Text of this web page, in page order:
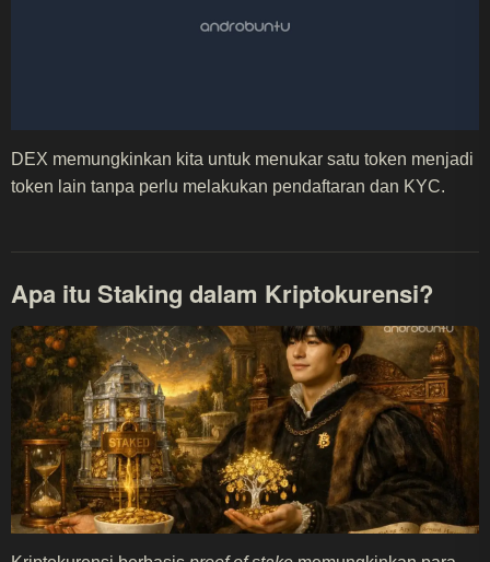
DEX memungkinkan kita untuk menukar satu token menjadi
token lain tanpa perlu melakukan pendaftaran dan KYC.
Apa itu Staking dalam Kriptokurensi?